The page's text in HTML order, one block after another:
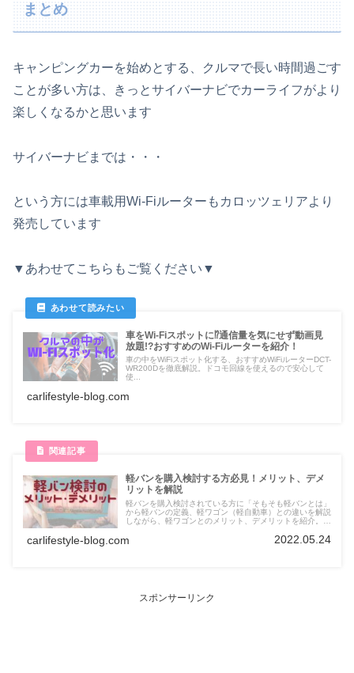
まとめ
キャンピングカーを始めとする、クルマで長い時間過ごす
ことが多い方は、きっとサイバーナビでカーライフがより
楽しくなるかと思います
サイバーナビまでは・・・
という方には車載用Wi-Fiルーターもカロッツェリアより
発売しています
▼あわせてこちらもご覧ください▼
車をWi-Fiスポットに⁉通信量を気にせず動画見
放題!?おすすめのWi-Fiルーターを紹介！
車の中をWiFiスポット化する、おすすめWiFiルーターDCT-
WR200Dを徹底解説。ドコモ回線を使えるので安心して
使...
carlifestyle-blog.com
軽バンを購入検討する方必見！メリット、デメ
リットを解説
軽バンを購入検討されている方に「そもそも軽バンとは」
から軽バンの定義、軽ワゴン（軽自動車）との違いを解説
しながら、軽ワゴンとのメリット、デメリットを紹介。購
carlifestyle-blog.com 2022.05.24
スポンサーリンク